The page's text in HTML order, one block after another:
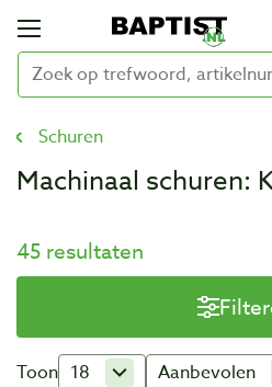
Schuren
Machinaal schuren:
45 resultaten
Toon 18 Aanbevolen